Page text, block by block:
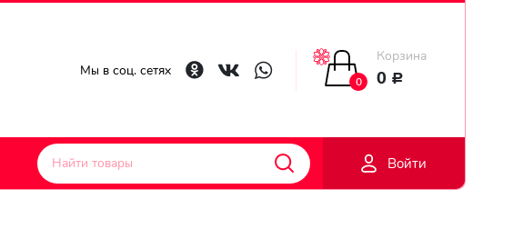
Доставка
Мы в соц. сетях
0
Корзина
0 Р
Войти